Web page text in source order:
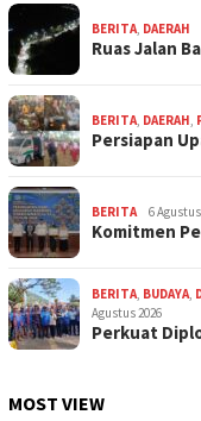
BERITA DAERAH
Ruas Jalan
BERITA DAERAH
Persiapan
BERITA 6
Komitmen
BERITA BUDAYA
Agustus 2026
Perkuat
MOST VIEW